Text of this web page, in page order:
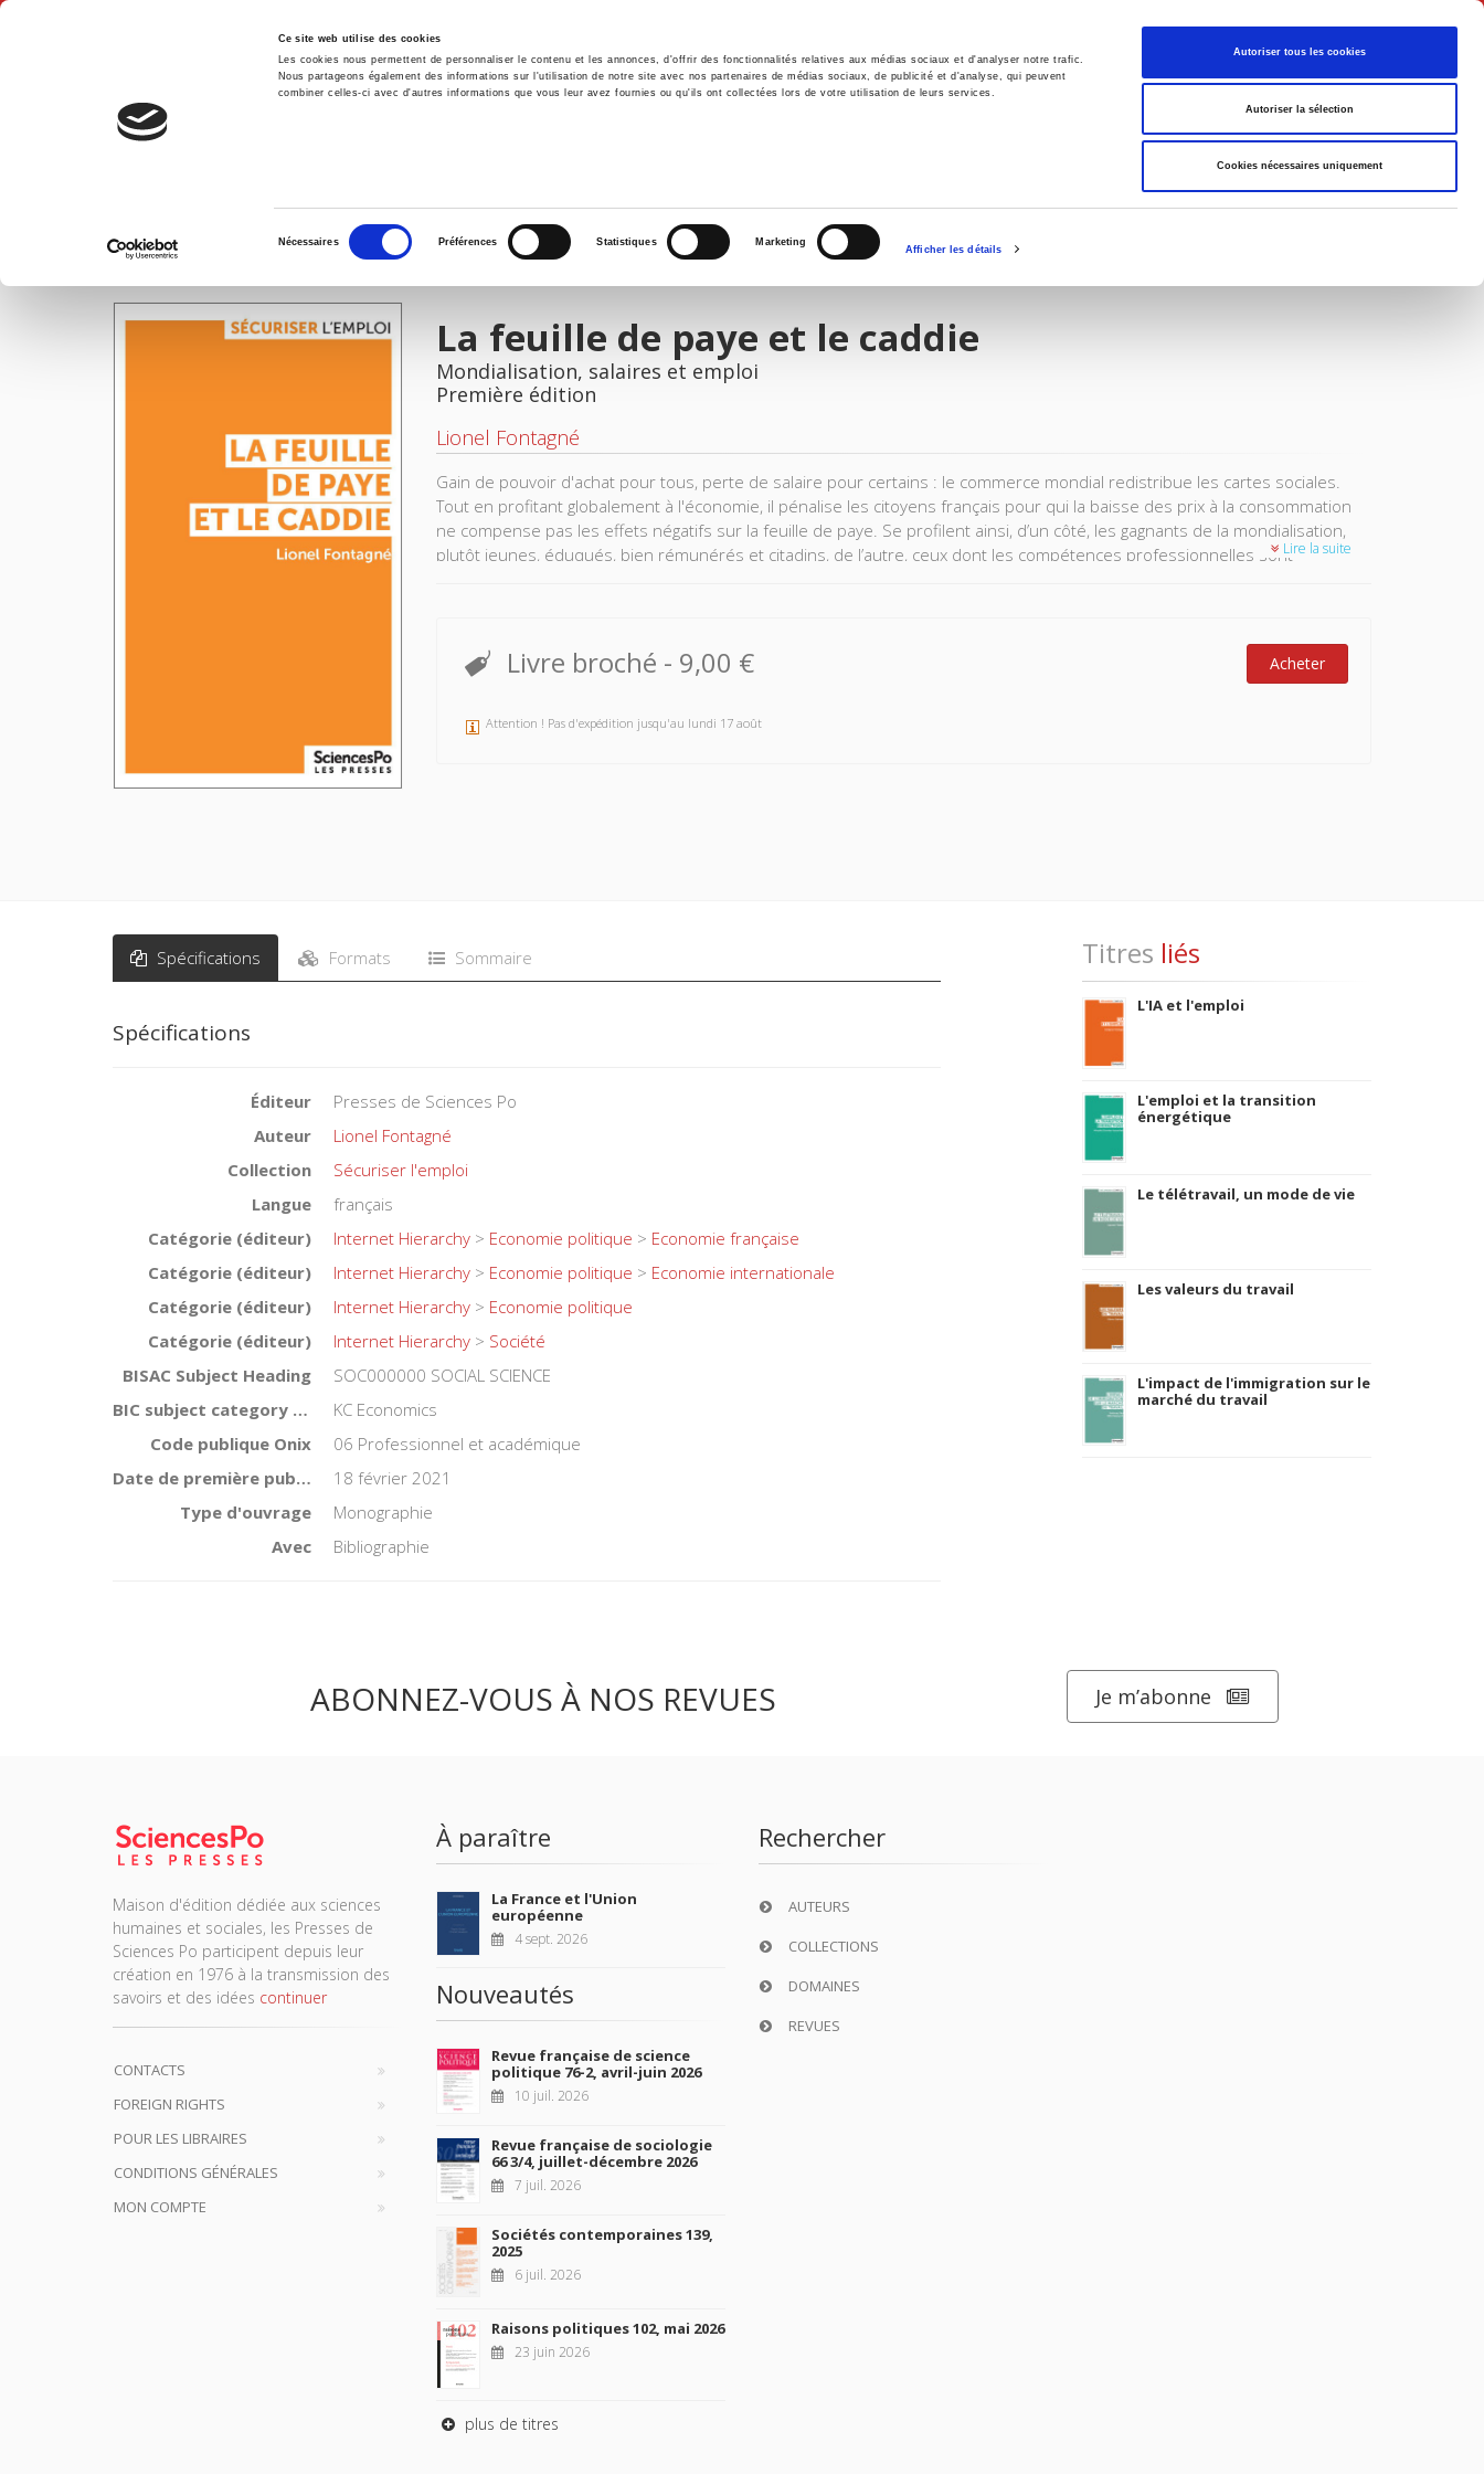
Ce site web utilise des cookies
Les cookies nous permettent de personnaliser le contenu et les annonces, d'offrir des fonctionnalités relatives aux médias sociaux et d'analyser notre trafic.
Nous partageons également des informations sur l'utilisation de notre site avec nos partenaires de médias sociaux, de publicité et d'analyse, qui peuvent
combiner celles-ci avec d'autres informations que vous leur avez fournies ou qu'ils ont collectées lors de votre utilisation de leurs services.
consentement
Nécessaires Préférences Statistiques Marketing
Afficher les détails
Autoriser tous les cookies
Autoriser la sélection
Cookies nécessaires uniquement
Français
Accueil Environnement Histoire International
IMAGES
La feuille de paye et le caddie
Mondialisation, salaires et emploi
Première édition
Lionel Fontagné
Gain de pouvoir d'achat pour tous, perte de salaire pour certains : le commerce mondial redistribue les cartes sociales.
Tout en profitant globalement à l'économie, il pénalise les citoyens français pour qui la baisse des prix à la consommation
ne compense pas les effets négatifs sur la feuille de paye. Se profilent ainsi, d’un côté, les gagnants de la mondialisation,
plutôt jeunes, éduqués, bien rémunérés et citadins, de l’autre, ceux dont les compétences professionnelles sont
politiques publiques à en faire bénéficier les laissés-pour-compte.
Lire la suite
Livre broché - 9,00 € Acheter
Attention ! Pas d'expédition jusqu'au lundi 17 août
Spécifications Formats Sommaire
Spécifications
Éditeur
Presses de Sciences Po
Auteur
Lionel Fontagné
Collection
Sécuriser l'emploi
Langue
français
Catégorie (éditeur)
Internet Hierarchy > Economie politique > Economie française
Catégorie (éditeur)
Internet Hierarchy > Economie politique > Economie internationale
Catégorie (éditeur)
Internet Hierarchy > Economie politique
Catégorie (éditeur)
Internet Hierarchy > Société
BISAC Subject Heading
SOC000000 SOCIAL SCIENCE
BIC subject category (UK)
KC Economics
Code publique Onix
06 Professionnel et académique
Date de première publication du titre
18 février 2021
Type d'ouvrage
Monographie
Avec
Bibliographie
Titres liés
L'IA et l'emploi
L'emploi et la transition
énergétique
Le télétravail, un mode de vie
Les valeurs du travail
L'impact de l'immigration sur le
marché du travail
ABONNEZ-VOUS À NOS REVUES Je m’abonne
Maison d'édition dédiée aux sciences
humaines et sociales, les Presses de
Sciences Po participent depuis leur
création en 1976 à la transmission des
savoirs et des idées continuer
CONTACTS
FOREIGN RIGHTS
POUR LES LIBRAIRES
CONDITIONS GÉNÉRALES
MON COMPTE
À paraître
La France et l'Union
européenne
4 sept. 2026
Nouveautés
Revue française de science
politique 76-2, avril-juin 2026
10 juil. 2026
Revue française de sociologie
66 3/4, juillet-décembre 2026
7 juil. 2026
Sociétés contemporaines 139,
2025
6 juil. 2026
Raisons politiques 102, mai 2026
23 juin 2026
plus de titres
Rechercher
AUTEURS
COLLECTIONS
DOMAINES
REVUES